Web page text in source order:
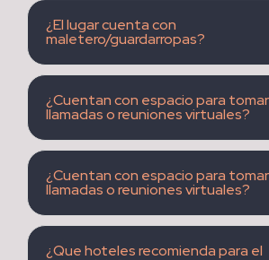
¿El lugar cuenta con
maletero/guardarropas?
¿Cuentan con espacio para tomar
llamadas o reuniones virtuales?
¿Cuentan con espacio para tomar
llamadas o reuniones virtuales?
¿Que hoteles recomienda para el